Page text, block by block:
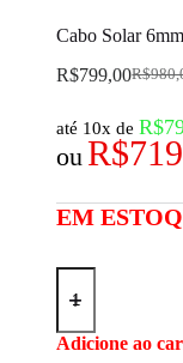
Cabo Solar
R$
R$799,00
até 10x de R$
ou R$
EM
Adicione ao